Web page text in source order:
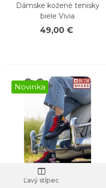
Dámske kožené tenisky
biele Vivia
49,00 €
Novinka
Rýchly náhľad
Ľavý stĺpec